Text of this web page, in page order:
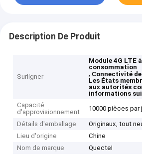
Description De Produit
Surligner
Module 4G LTE
consommation
, Connectivité
Les États
aux autorités
informations
Capacité
d'approvisionnement
10000 pièces par
Détails d'emballage
Originaux, tout
Lieu d'origine
Chine
Nom de marque
QuecteI